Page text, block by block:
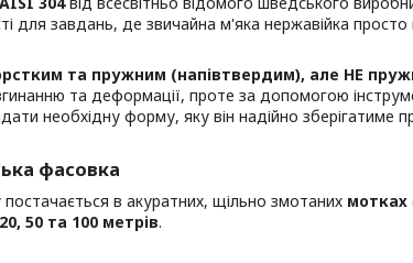
для завдань, де звичайна м'яка нержавійка просто
та пружним (напівтвердим), але НЕ
та деформації, проте за допомогою
необхідну форму, яку він надійно зберігатиме
фасовка
в акуратних, щільно змотаних мотках
50 та 100 метрів.